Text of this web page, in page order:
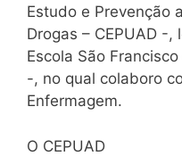
Estudo e
Drogas – CEPUAD -
Escola São
-, no qual colaboro
Enfermagem.
O CEPUAD